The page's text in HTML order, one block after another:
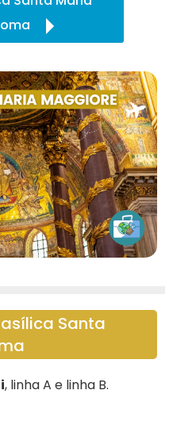
Santa
, linha A e linha B.